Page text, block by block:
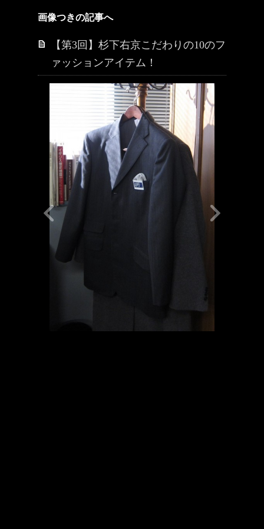
画像つきの記事へ
【第3回】杉下右京こだわりの10のフ
ァッションアイテム！